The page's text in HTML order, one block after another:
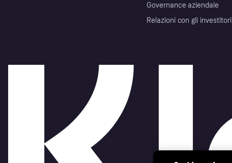
Governance aziendale
Relazioni con gli investitori